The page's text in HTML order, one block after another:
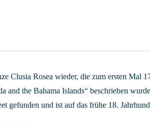
Clusia Rosea wieder, die zum ersten Mal
the Bahama Islands“ beschrieben
gefunden und ist auf das frühe 18.